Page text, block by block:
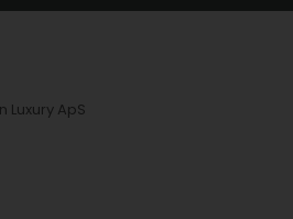
Luxury ApS